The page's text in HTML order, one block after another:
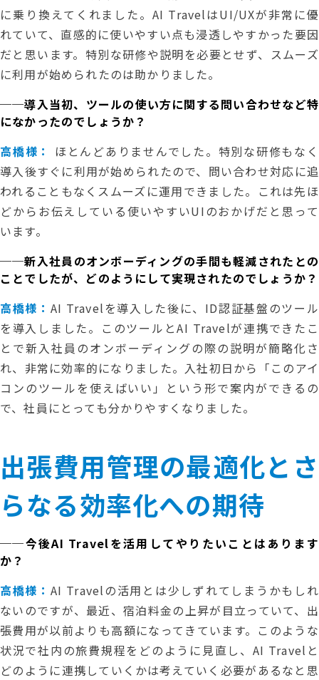
に乗り換えてくれました。AI TravelはUI/UXが非常に優
れていて、直感的に使いやすい点も浸透しやすかった要因
だと思います。特別な研修や説明を必要とせず、スムーズ
に利用が始められたのは助かりました。
──導入当初、ツールの使い方に関する問い合わせなど特
になかったのでしょうか？
高橋様：
ほとんどありませんでした。特別な研修もなく
導入後すぐに利用が始められたので、問い合わせ対応に追
われることもなくスムーズに運用できました。これは先ほ
どからお伝えしている使いやすいUIのおかげだと思って
います。
──新入社員のオンボーディングの手間も軽減されたとの
ことでしたが、どのようにして実現されたのでしょうか？
高橋様： AI Travelを導入した後に、ID認証基盤のツール
を導入しました。このツールとAI Travelが連携できたこ
とで新入社員のオンボーディングの際の説明が簡略化さ
れ、非常に効率的になりました。入社初日から「このアイ
コンのツールを使えばいい」という形で案内ができるの
で、社員にとっても分かりやすくなりました。
出張費用管理の最適化とさ
らなる効率化への期待
──今後AI Travelを活用してやりたいことはあります
か？
高橋様： AI Travelの活用とは少しずれてしまうかもしれ
ないのですが、最近、宿泊料金の上昇が目立っていて、出
張費用が以前よりも高額になってきています。このような
状況で社内の旅費規程をどのように見直し、AI Travelと
どのように連携していくかは考えていく必要があるなと思